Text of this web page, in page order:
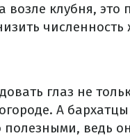
возле клубня, это
численность
глаз не
А
полезными, ведь